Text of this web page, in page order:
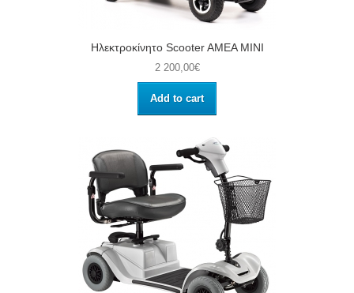
Ηλεκτροκίνητο Scooter AMEA MINI
2 200,00€
Add to cart